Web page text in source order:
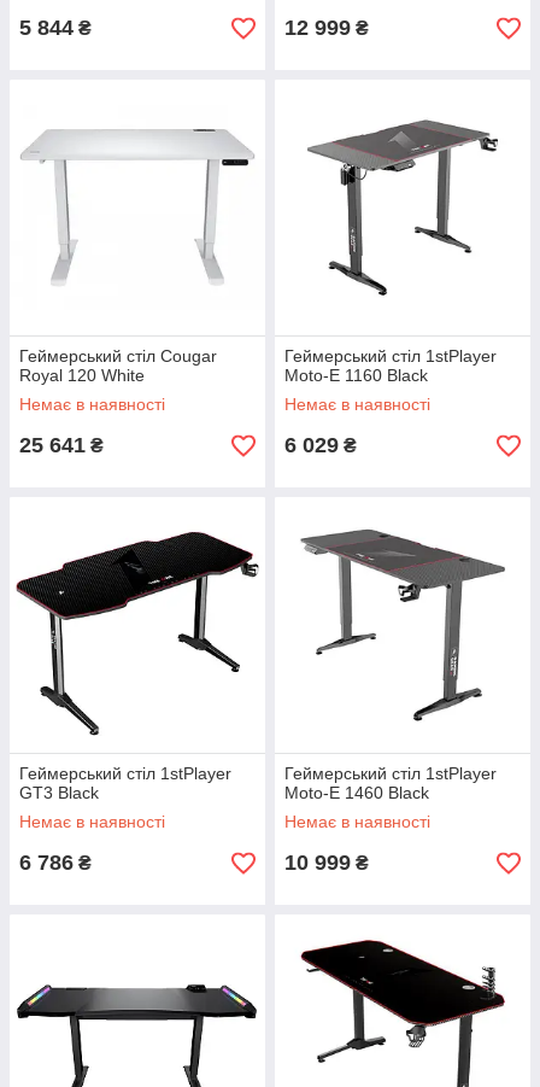
5 844 ₴ 12 999 ₴
Геймерський стіл Cougar
Royal 120 White
Немає в наявності
25 641 ₴
Геймерський стіл 1stPlayer
Moto-E 1160 Black
Немає в наявності
6 029 ₴
Геймерський стіл 1stPlayer
GT3 Black
Немає в наявності
6 786 ₴
Геймерський стіл 1stPlayer
Moto-E 1460 Black
Немає в наявності
10 999 ₴